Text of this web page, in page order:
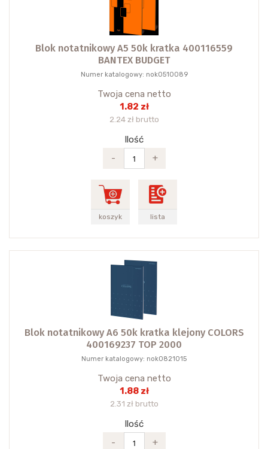
Blok notatnikowy A5 50k kratka 400116559
BANTEX BUDGET
Numer katalogowy: nok0510089
Twoja cena netto
1.82 zł
2.24 zł brutto
Ilość
-
+
koszyk lista
Blok notatnikowy A6 50k kratka klejony COLORS
400169237 TOP 2000
Numer katalogowy: nok0821015
Twoja cena netto
1.88 zł
2.31 zł brutto
Ilość
-
+